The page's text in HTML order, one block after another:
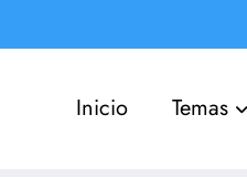
Inicio Temas